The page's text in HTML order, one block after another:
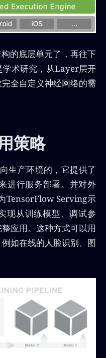
的底层单元了，再往下
学术研究，从Layer层开
全自定义神经网络的需
策略
生产环境的，它提供了
进行服务部署。并对外
TensorFlow Serving示
现从训练模型、调试参
应用。这种方式可以用
如在线的人脸识别、图